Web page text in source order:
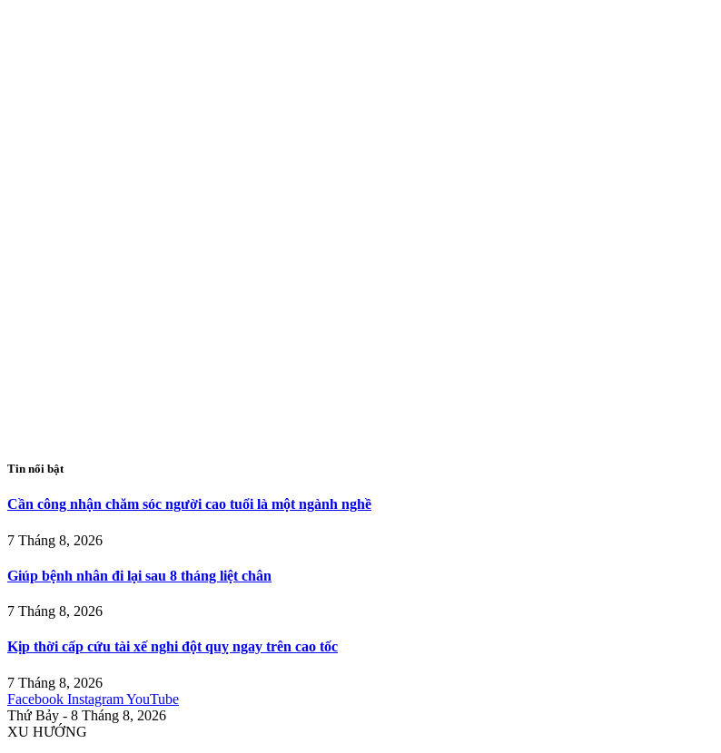
Tin nổi bật
Cần công nhận chăm sóc người cao tuổi là một ngành nghề
7 Tháng 8, 2026
Giúp bệnh nhân đi lại sau 8 tháng liệt chân
7 Tháng 8, 2026
Kịp thời cấp cứu tài xế nghi đột quỵ ngay trên cao tốc
7 Tháng 8, 2026
Facebook InstagramYouTube
Thứ Bảy - 8 Tháng 8, 2026
XU HƯỚNG